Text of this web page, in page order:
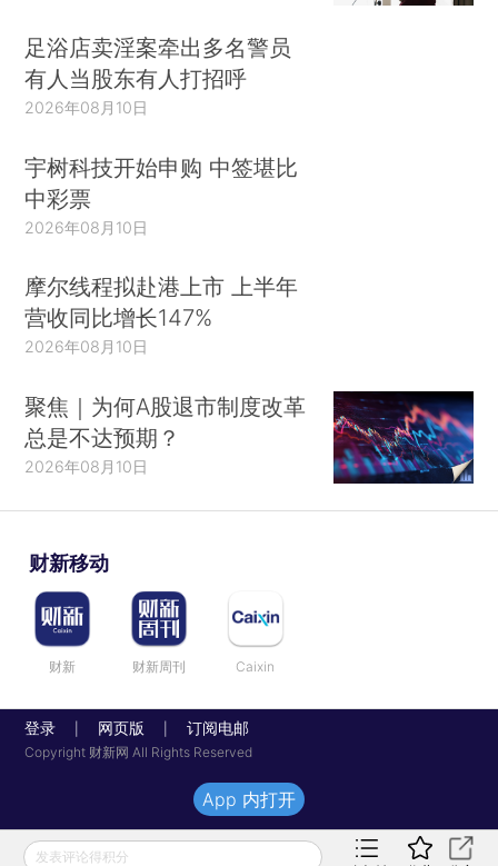
足浴店卖淫案牵出多名警员
有人当股东有人打招呼
2026年08月10日
宇树科技开始申购 中签堪比
中彩票
2026年08月10日
摩尔线程拟赴港上市 上半年
营收同比增长147%
2026年08月10日
聚焦｜为何A股退市制度改革
总是不达预期？
2026年08月10日
财新移动
财新 财新周刊 Caixin
登录 网页版 订阅电邮
Copyright 财新网 All Rights Reserved
发表评论得积分
App 内打开